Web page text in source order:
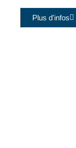
Plus d'infos